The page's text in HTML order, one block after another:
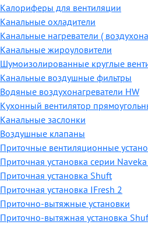
Калориферы для вентиляции
Канальные охладители
Канальные нагреватели (
Канальные жироуловители
Шумоизолированные круглые
Канальные воздушные фильтры
Водяные воздухонагреватели HW
Кухонный вентилятор
Канальные заслонки
Воздушные клапаны
Приточные вентиляционные
Приточная установка серии
Приточная установка Shuft
Приточная установка IFresh 2
Приточно-вытяжные установки
Приточно-вытяжная установка